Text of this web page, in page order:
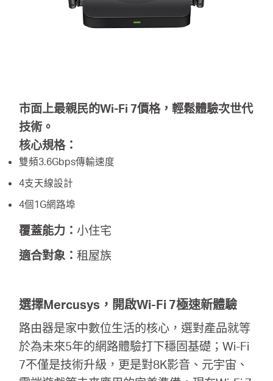
市面上最親民的Wi-Fi 7價格，輕鬆體驗次世代
技術。
核心規格：
雙頻3.6Gbps傳輸速度
4支天線設計
4個1G網路埠
覆蓋能力：小住宅
適合對象：租屋族
選擇Mercusys，開啟Wi-Fi 7極速新體驗
路由器是家中數位生活的核心，選對產品就等
於為未來5年的網路體驗打下穩固基礎；Wi-Fi
7不僅是技術升級，更是對8K影音、元宇宙、